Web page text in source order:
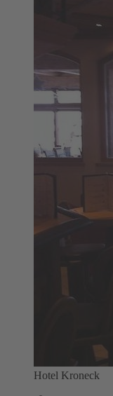
Hotel Kroneck